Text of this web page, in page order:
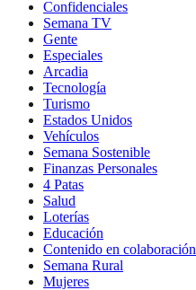
Confidenciales
Semana TV
Gente
Especiales
Arcadia
Tecnología
Turismo
Estados Unidos
Vehículos
Semana Sostenible
Finanzas Personales
4 Patas
Salud
Loterías
Educación
Contenido en colaboración
Semana Rural
Mujeres